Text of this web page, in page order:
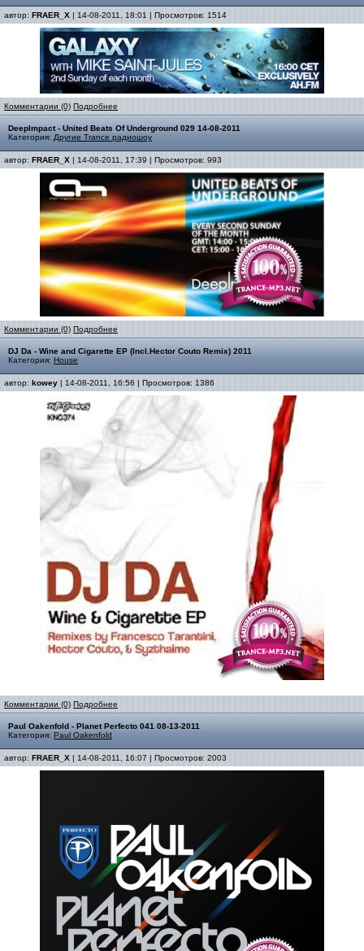
автор: FRAER_X | 14-08-2011, 18:01 | Просмотров: 1514
Комментарии (0) Подробнее
DeepImpact - United Beats Of Underground 029 14-08-2011
Категория: Другие Trance радиошоу
автор: FRAER_X | 14-08-2011, 17:39 | Просмотров: 993
Комментарии (0) Подробнее
DJ Da - Wine and Cigarette EP (Incl.Hector Couto Remix) 2011
Категория: House
автор: kowey | 14-08-2011, 16:56 | Просмотров: 1386
Комментарии (0) Подробнее
Paul Oakenfold - Planet Perfecto 041 08-13-2011
Категория: Paul Oakenfold
автор: FRAER_X | 14-08-2011, 16:07 | Просмотров: 2003